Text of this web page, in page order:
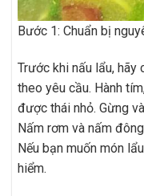
Bước 1: Chuẩn bị
Trước khi nấu lẩu, hãy
theo yêu cầu. Hành
được thái nhỏ. Gừng
Nấm rơm và nấm
Nếu bạn muốn món
hiểm.